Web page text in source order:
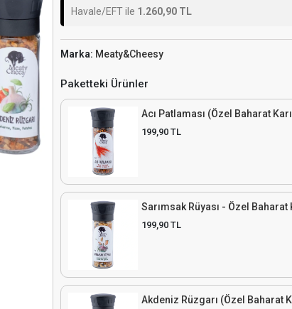
Havale/EFT ile 1.260,90 TL
Marka: Meaty&Cheesy
Paketteki Ürünler
Acı Patlaması (Özel Baharat
199,90 TL
Sarımsak Rüyası - Özel Baharat
199,90 TL
Akdeniz Rüzgarı (Özel Baharat